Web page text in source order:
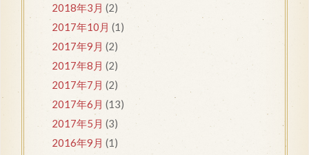
2018年3月 (2)
2017年10月 (1)
2017年9月 (2)
2017年8月 (2)
2017年7月 (2)
2017年6月 (13)
2017年5月 (3)
2016年9月 (1)